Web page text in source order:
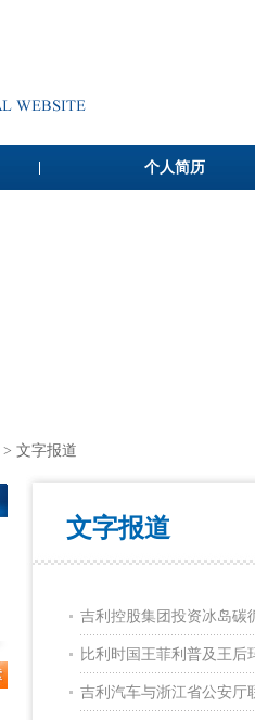
个人简历
> 文字报道
文字报道
吉利控股集团投资冰岛
比利时国王菲利普及王后
吉利汽车与浙江省公安厅